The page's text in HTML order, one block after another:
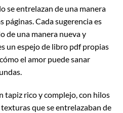
se entrelazan de una manera
páginas. Cada sugerencia es
de una manera nueva y
un espejo de libro pdf propias
el amor puede sanar
tapiz rico y complejo, con hilos
que se entrelazaban de